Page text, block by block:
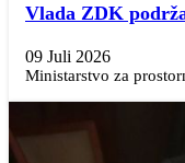
Vlada ZDK
09 Juli 2026
Ministarstvo za